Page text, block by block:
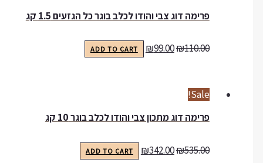
פרימה דוג צבי והודו לכלב בוגר כל הגזעים 1.5 קג
₪110.00
₪99.00
ADD TO CART
Sale!
פרימה דוג מתכון צבי והודו לכלב בוגר 10 קג
₪535.00
₪342.00
ADD TO CART